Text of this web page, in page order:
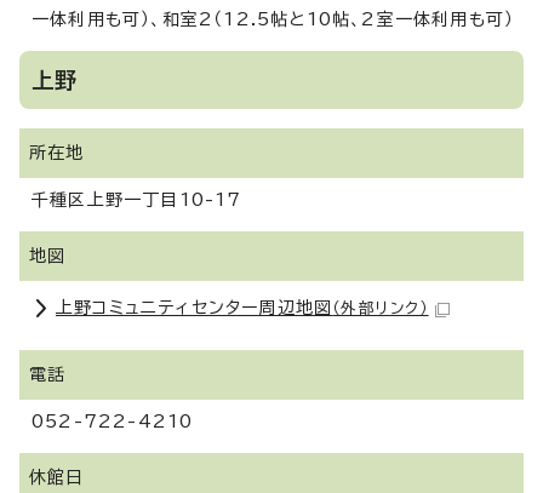
一体利用も可）、和室2（12.5帖と10帖、2室一体利用も可）
上野
所在地
千種区上野一丁目10-17
地図
上野コミュニティセンター周辺地図 （外部リンク）
電話
052-722-4210
休館日